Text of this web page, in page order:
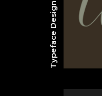
Typeface Design